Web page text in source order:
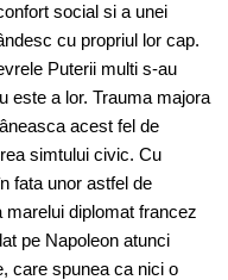
social si a unei
cu propriul lor cap.
Puterii multi s-au
este a lor. Trauma majora
acest fel de
simtului civic. Cu
fata unor astfel de
marelui diplomat francez
pe Napoleon atunci
care spunea ca nici o